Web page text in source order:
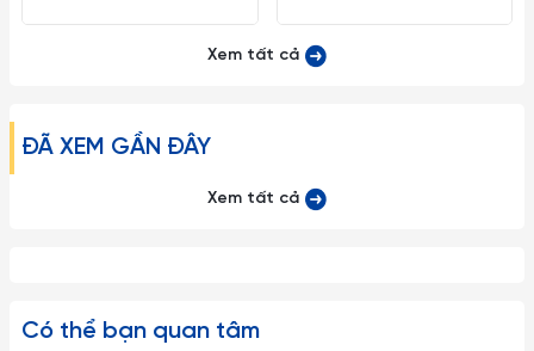
Xem tất cả
ĐÃ XEM GẦN ĐÂY
Xem tất cả
Có thể bạn quan tâm